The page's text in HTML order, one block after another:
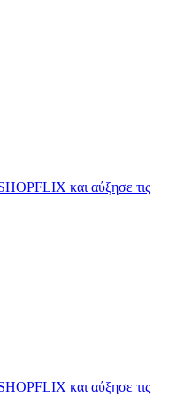
και αύξησε τις
και αύξησε τις